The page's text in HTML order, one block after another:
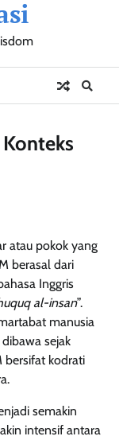
atau pokok yang
berasal dari
Inggris
al-insan”.
manusia
sejak
bersifat kodrati
semakin
intensif antara